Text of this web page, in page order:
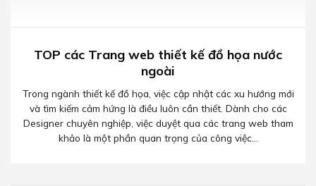
TOP các Trang web thiết kế đồ họa nước
ngoài
Trong ngành thiết kế đồ họa, việc cập nhật các xu hướng mới
và tìm kiếm cảm hứng là điều luôn cần thiết. Dành cho các
Designer chuyên nghiệp, việc duyệt qua các trang web tham
khảo là một phần quan trọng của công việc...